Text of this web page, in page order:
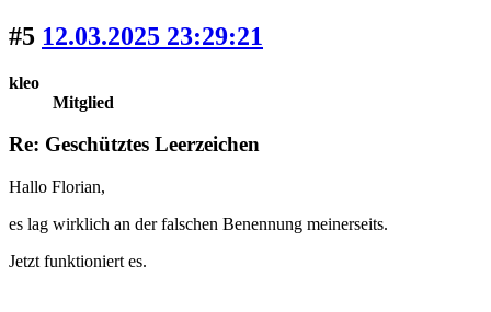
#5 12.03.2025 23:29:21
kleo
Mitglied
Re: Geschütztes Leerzeichen
Hallo Florian,
es lag wirklich an der falschen Benennung meinerseits.
Jetzt funktioniert es.